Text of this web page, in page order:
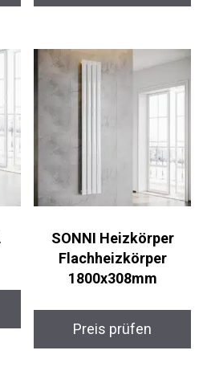
SONNI Heizkörper
Flachheizkörper
1800x308mm
Preis prüfen